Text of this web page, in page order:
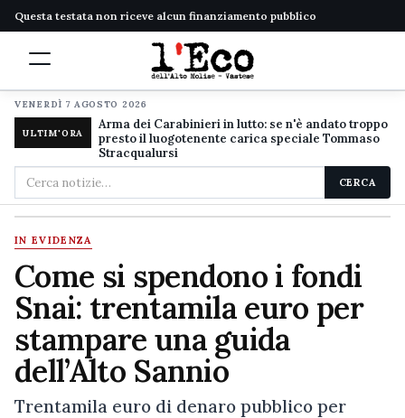
Questa testata non riceve alcun finanziamento pubblico
VENERDÌ 7 AGOSTO 2026
ULTIM'ORA
Arma dei Carabinieri in lutto: se n'è andato troppo
presto il luogotenente carica speciale Tommaso
Stracqualursi
Cerca
nel
sito
CERCA
IN EVIDENZA
Come si spendono i fondi
Snai: trentamila euro per
stampare una guida
dell’Alto Sannio
Trentamila euro di denaro pubblico per